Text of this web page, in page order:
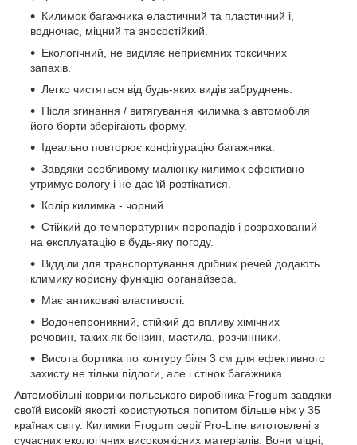
Килимок багажника еластичний та пластичний і,
водночас, міцний та зносостійкий.
Екологічний, не виділяє неприємних токсичних
запахів.
Легко чистяться від будь-яких видів забруднень.
Після згинання / витягування килимка з автомобіля
його борти зберігають форму.
Ідеально повторює конфігурацію багажника.
Завдяки особливому малюнку килимок ефективно
утримує вологу і не дає їй розтікатися.
Колір килимка - чорний.
Стійкий до температурних перепадів і розрахований
на експлуатацію в будь-яку погоду.
Відділи для транспортування дрібних речей додають
климику корисну функцію органайзера.
Має антиковзкі властивості.
Водонепроникний, стійкий до впливу хімічних
речовин, таких як бензин, мастила, розчинники.
Висота бортика по контуру біля 3 см для ефективного
захисту не тільки підлоги, але і стінок багажника.
Автомобільні коврики польського виробника Frogum завдяки
своїй високій якості користуються попитом більше ніж у 35
країнах світу. Килимки Frogum серії Pro-Line виготовлені з
сучасних екологічних високоякісних матеріалів. Вони міцні,